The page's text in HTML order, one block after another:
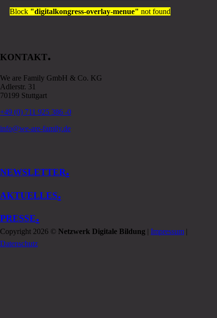
Block "digitalkongress-overlay-menue" not found
KONTAKT.
We are Family GmbH & Co. KG
Adlerstr. 31
70199 Stuttgart
+49 (0) 711 925 386 -0
info@we-are-family.de
NEWSLETTER.
AKTUELLES.
PRESSE.
Copyright 2026 © Netzwerk Digitale Bildung | Impressum |
Datenschutz